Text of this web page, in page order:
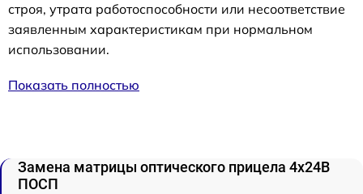
строя, утрата работоспособности или несоответствие
заявленным характеристикам при нормальном
использовании.
Показать полностью
Замена матрицы оптического прицела 4x24B
ПОСП